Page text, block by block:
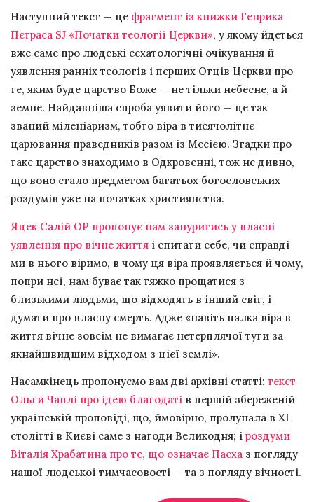
Наступний текст — це фрагмент із книжки Генрика
Пєтраса SJ «Початки теології Церкви», у якому йдеться
вже саме про людські есхатологічні очікування й
уявлення ранніх теологів і перших Отців Церкви про
те, яким буде царство Боже — не тільки небесне, а й
земне. Найдавніша спроба уявити його — це так
званий міленіаризм, тобто віра в тисячолітнє
царювання праведників разом із Месією. Згадки про
таке царство знаходимо в Одкровенні, тож не дивно,
що воно стало предметом багатьох богословських
роздумів уже на початках християнства.
Яцек Салій OP пропонує нам зануритись у власні
уявлення про вічне життя і спитати себе, чи справді
ми в нього віримо, в чому ця віра проявляється й чому,
попри неї, нам буває так тяжко прощатися з
близькими людьми, що відходять в інший світ, і
думати про власну смерть. Адже «навіть палка віра в
життя вічне зовсім не вимагає нетерплячої туги за
якнайшвидшим відходом з цієї землі».
Насамкінець пропонуємо вам дві архівні статті: текст
Ольги Чаплі про ідею благодаті в першій збереженій
українській проповіді, що, ймовірно, пролунала в ХІ
столітті в Києві саме з нагоди Великодня; і роздуми
Віталія Храбатина про те, що означає Пасха з погляду
нашої людської тимчасовості — та з погляду вічності.